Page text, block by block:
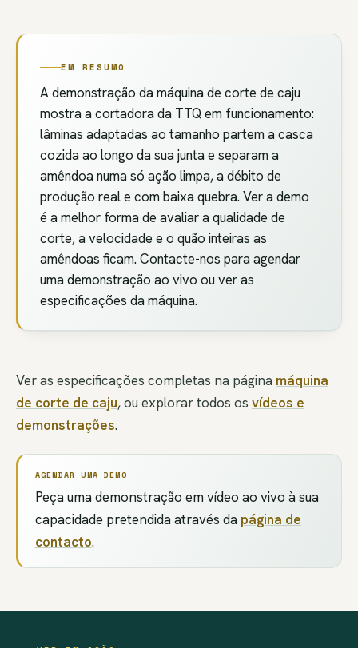
EM RESUMO
A demonstração da máquina de corte de caju
mostra a cortadora da TTQ em funcionamento:
lâminas adaptadas ao tamanho partem a casca
cozida ao longo da sua junta e separam a
amêndoa numa só ação limpa, a débito de
produção real e com baixa quebra. Ver a demo
é a melhor forma de avaliar a qualidade de
corte, a velocidade e o quão inteiras as
amêndoas ficam. Contacte-nos para agendar
uma demonstração ao vivo ou ver as
especificações da máquina.
Ver as especificações completas na página máquina
de corte de caju, ou explorar todos os vídeos e
demonstrações.
AGENDAR UMA DEMO
Peça uma demonstração em vídeo ao vivo à sua
capacidade pretendida através da página de
contacto.